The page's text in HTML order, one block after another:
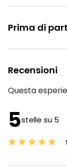
Prima di
Recensioni
Questa
5stelle su 5